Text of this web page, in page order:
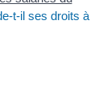
t-il ses droits à